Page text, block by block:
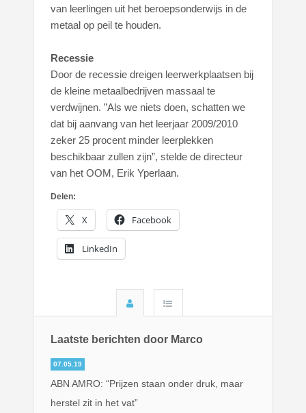
van leerlingen uit het beroepsonderwijs in de
metaal op peil te houden.
Recessie
Door de recessie dreigen leerwerkplaatsen bij
de kleine metaalbedrijven massaal te
verdwijnen. ”Als we niets doen, schatten we
dat bij aanvang van het leerjaar 2009/2010
zeker 25 procent minder leerplekken
beschikbaar zullen zijn”, stelde de directeur
van het OOM, Erik Yperlaan.
Delen:
X Facebook
LinkedIn
Laatste berichten door Marco
07.05.19
ABN AMRO: “Prijzen staan onder druk, maar
herstel zit in het vat”